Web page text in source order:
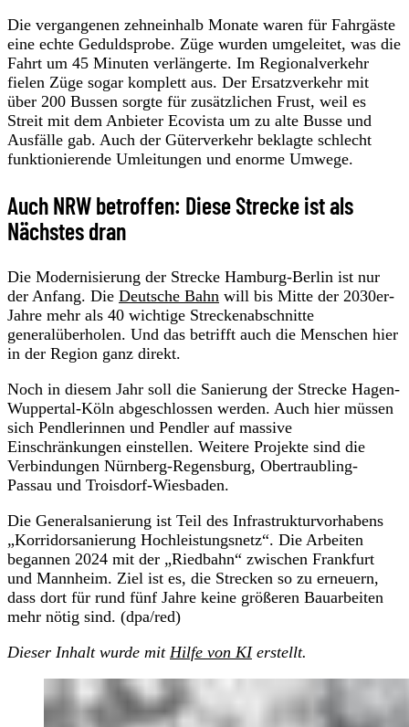
Die vergangenen zehneinhalb Monate waren für Fahrgäste
eine echte Geduldsprobe. Züge wurden umgeleitet, was die
Fahrt um 45 Minuten verlängerte. Im Regionalverkehr
fielen Züge sogar komplett aus. Der Ersatzverkehr mit
über 200 Bussen sorgte für zusätzlichen Frust, weil es
Streit mit dem Anbieter Ecovista um zu alte Busse und
Ausfälle gab. Auch der Güterverkehr beklagte schlecht
funktionierende Umleitungen und enorme Umwege.
Auch NRW betroffen: Diese Strecke ist als
Nächstes dran
Die Modernisierung der Strecke Hamburg-Berlin ist nur
der Anfang. Die Deutsche Bahn will bis Mitte der 2030er-
Jahre mehr als 40 wichtige Streckenabschnitte
generalüberholen. Und das betrifft auch die Menschen hier
in der Region ganz direkt.
Noch in diesem Jahr soll die Sanierung der Strecke Hagen-
Wuppertal-Köln abgeschlossen werden. Auch hier müssen
sich Pendlerinnen und Pendler auf massive
Einschränkungen einstellen. Weitere Projekte sind die
Verbindungen Nürnberg-Regensburg, Obertraubling-
Passau und Troisdorf-Wiesbaden.
Die Generalsanierung ist Teil des Infrastrukturvorhabens
„Korridorsanierung Hochleistungsnetz“. Die Arbeiten
begannen 2024 mit der „Riedbahn“ zwischen Frankfurt
und Mannheim. Ziel ist es, die Strecken so zu erneuern,
dass dort für rund fünf Jahre keine größeren Bauarbeiten
mehr nötig sind. (dpa/red)
Dieser Inhalt wurde mit Hilfe von KIerstellt.